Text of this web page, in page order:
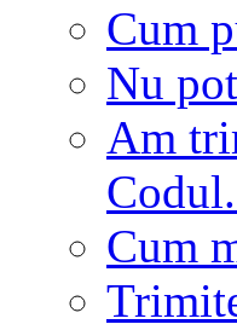
Cum
Nu
Am
Cum